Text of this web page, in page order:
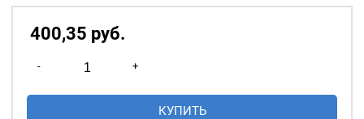
подставку под нож, для
пресса
400,35 руб.
-
товара
Переходник
+
КУПИТЬ